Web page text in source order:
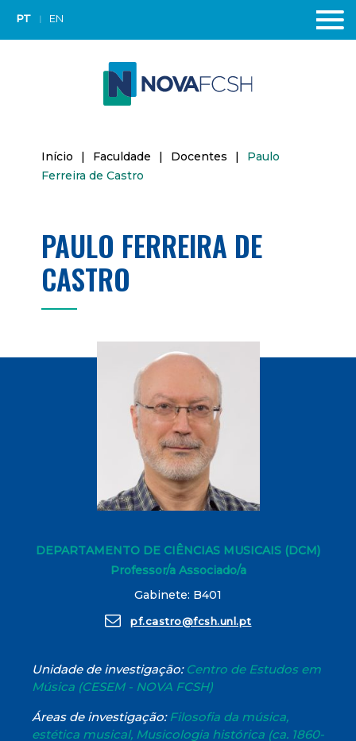
PT EN
Início | Faculdade | Docentes |
Paulo
Ferreira de Castro
PAULO FERREIRA DE
CASTRO
DEPARTAMENTO DE CIÊNCIAS MUSICAIS (DCM)
Professor/a Associado/a
Gabinete: B401
pf.castro@fcsh.unl.pt
Unidade de investigação: Centro de Estudos em
Música (CESEM - NOVA FCSH)
Áreas de investigação:Filosofia da música,
estética musical, Musicologia histórica (ca. 1860-